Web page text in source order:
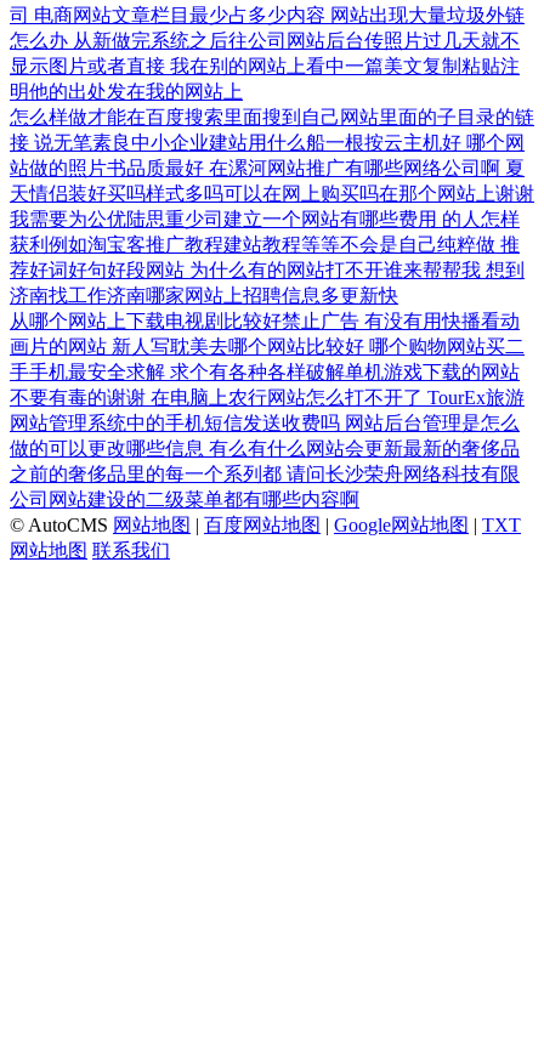
司 电商网站文章栏目最少占多少内容 网站出现大量垃圾外链
怎么办 从新做完系统之后往公司网站后台传照片过几天就不
显示图片或者直接 我在别的网站上看中一篇美文复制粘贴注
明他的出处发在我的网站上
怎么样做才能在百度搜索里面搜到自己网站里面的子目录的链
接 说无笔素良中小企业建站用什么船一根按云主机好 哪个网
站做的照片书品质最好 在漯河网站推广有哪些网络公司啊 夏
天情侣装好买吗样式多吗可以在网上购买吗在那个网站上谢谢
我需要为公优陆思重少司建立一个网站有哪些费用 的人怎样
获利例如淘宝客推广教程建站教程等等不会是自己纯粹做 推
荐好词好句好段网站 为什么有的网站打不开谁来帮帮我 想到
济南找工作济南哪家网站上招聘信息多更新快
从哪个网站上下载电视剧比较好禁止广告 有没有用快播看动
画片的网站 新人写耽美去哪个网站比较好 哪个购物网站买二
手手机最安全求解 求个有各种各样破解单机游戏下载的网站
不要有毒的谢谢 在电脑上农行网站怎么打不开了 TourEx旅游
网站管理系统中的手机短信发送收费吗 网站后台管理是怎么
做的可以更改哪些信息 有么有什么网站会更新最新的奢侈品
之前的奢侈品里的每一个系列都 请问长沙荣舟网络科技有限
公司网站建设的二级菜单都有哪些内容啊
© AutoCMS 网站地图 | 百度网站地图 | Google网站地图 | TXT
网站地图 联系我们